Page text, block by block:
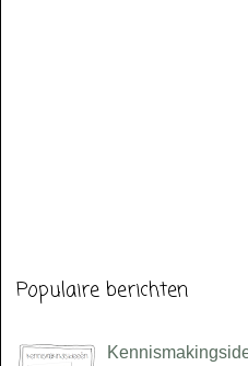
Populaire berichten